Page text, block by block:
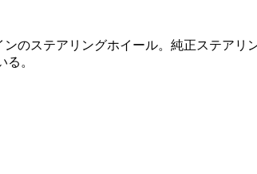
のステアリングホイール。純正ステア
。